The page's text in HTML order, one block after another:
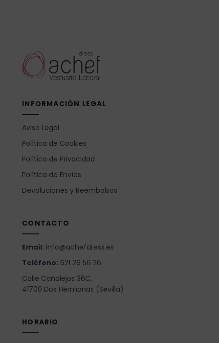
INFORMACIÓN LEGAL
Aviso Legal
Política de Cookies
Política de Privacidad
Política de Envíos
Devoluciones y Reembolsos
CONTACTO
Email: info@achefdress.es
Teléfono: 621 26 56 26
Calle Cañalejos 36C,
41700 Dos Hermanas (Sevilla)
HORARIO